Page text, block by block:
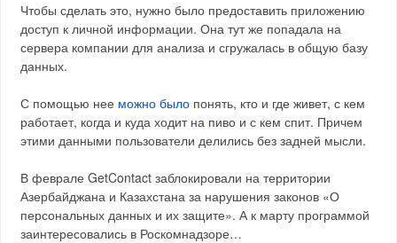
Чтобы сделать это, нужно было предоставить приложению
доступ к личной информации. Она тут же попадала на
сервера компании для анализа и сгружалась в общую базу
данных.
С помощью нее можно было понять, кто и где живет, с кем
работает, когда и куда ходит на пиво и с кем спит. Причем
этими данными пользователи делились без задней мысли.
В феврале GetContact заблокировали на территории
Азербайджана и Казахстана за нарушения законов «О
персональных данных и их защите». А к марту программой
заинтересовались в Роскомнадзоре…